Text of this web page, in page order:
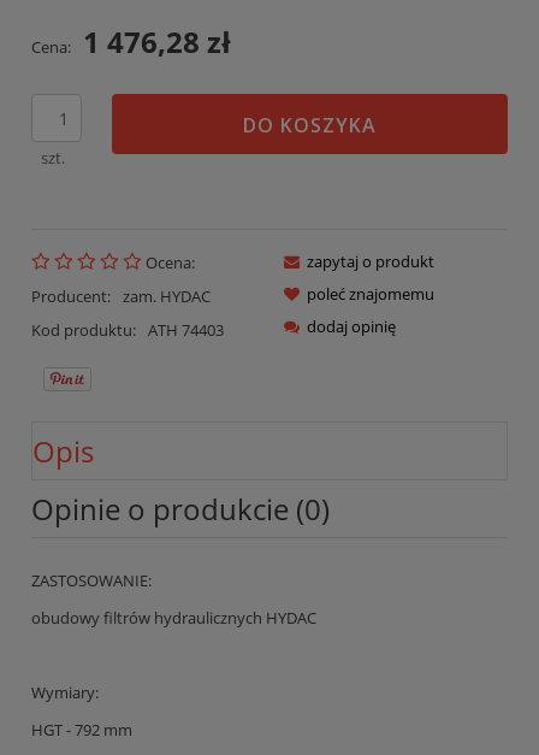
Cena: 1 476,28 zł
szt.
DO KOSZYKA
Ocena:
Producent: zam. HYDAC
Kod produktu: ATH 74403
zapytaj o produkt
poleć znajomemu
dodaj opinię
Opis
Opinie o produkcie (0)
ZASTOSOWANIE:
obudowy filtrów hydraulicznych HYDAC
Wymiary:
HGT - 792 mm